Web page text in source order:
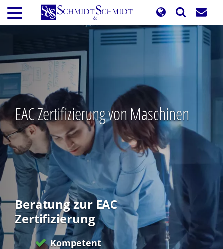
Direkt
zum
Inhalt
EAC Zertifizierung von Maschinen
Beratung zur EAC
Zertifizierung
Kompetent